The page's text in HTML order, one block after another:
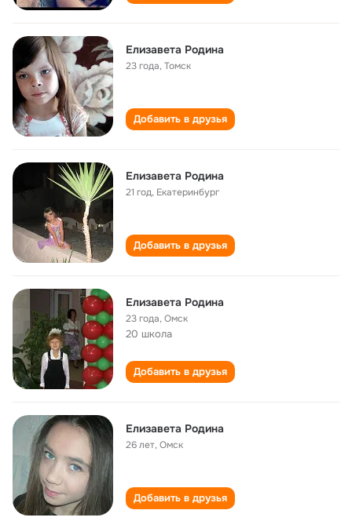
Елизавета Родина
23 года,Томск
Добавить в друзья
Елизавета Родина
21 год, Екатеринбург
Добавить в друзья
Елизавета Родина
23 года,Омск
20 школа
Добавить в друзья
Елизавета Родина
26 лет,Омск
Добавить в друзья